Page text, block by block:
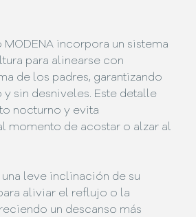
MODENA incorpora un sistema
para alinearse con
de los padres, garantizando
y sin desniveles. Este detalle
nocturno y evita
momento de acostar o alzar al
leve inclinación de su
aliviar el reflujo o la
un descanso más